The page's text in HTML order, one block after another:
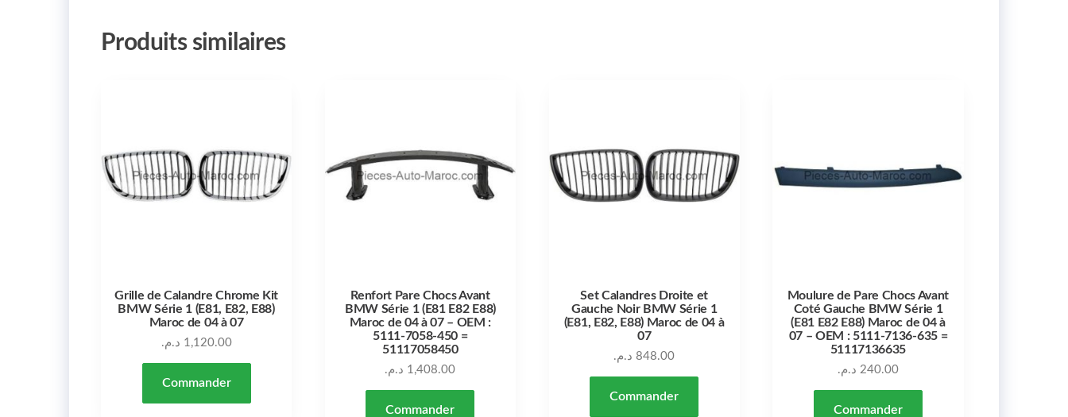
Produits similaires
Grille de Calandre Chrome Kit
BMW Série 1 (E81, E82, E88)
Maroc de 04 à 07
1,120.00 د.م.
Commander
Renfort Pare Chocs Avant
BMW Série 1 (E81 E82 E88)
Maroc de 04 à 07 – OEM :
5111-7058-450 =
51117058450
1,408.00 د.م.
Commander
Set Calandres Droite et
Gauche Noir BMW Série 1
(E81, E82, E88) Maroc de 04 à
07
848.00 د.م.
Commander
Moulure de Pare Chocs Avant
Coté Gauche BMW Série 1
(E81 E82 E88) Maroc de 04 à
07 – OEM : 5111-7136-635 =
51117136635
240.00 د.م.
Commander